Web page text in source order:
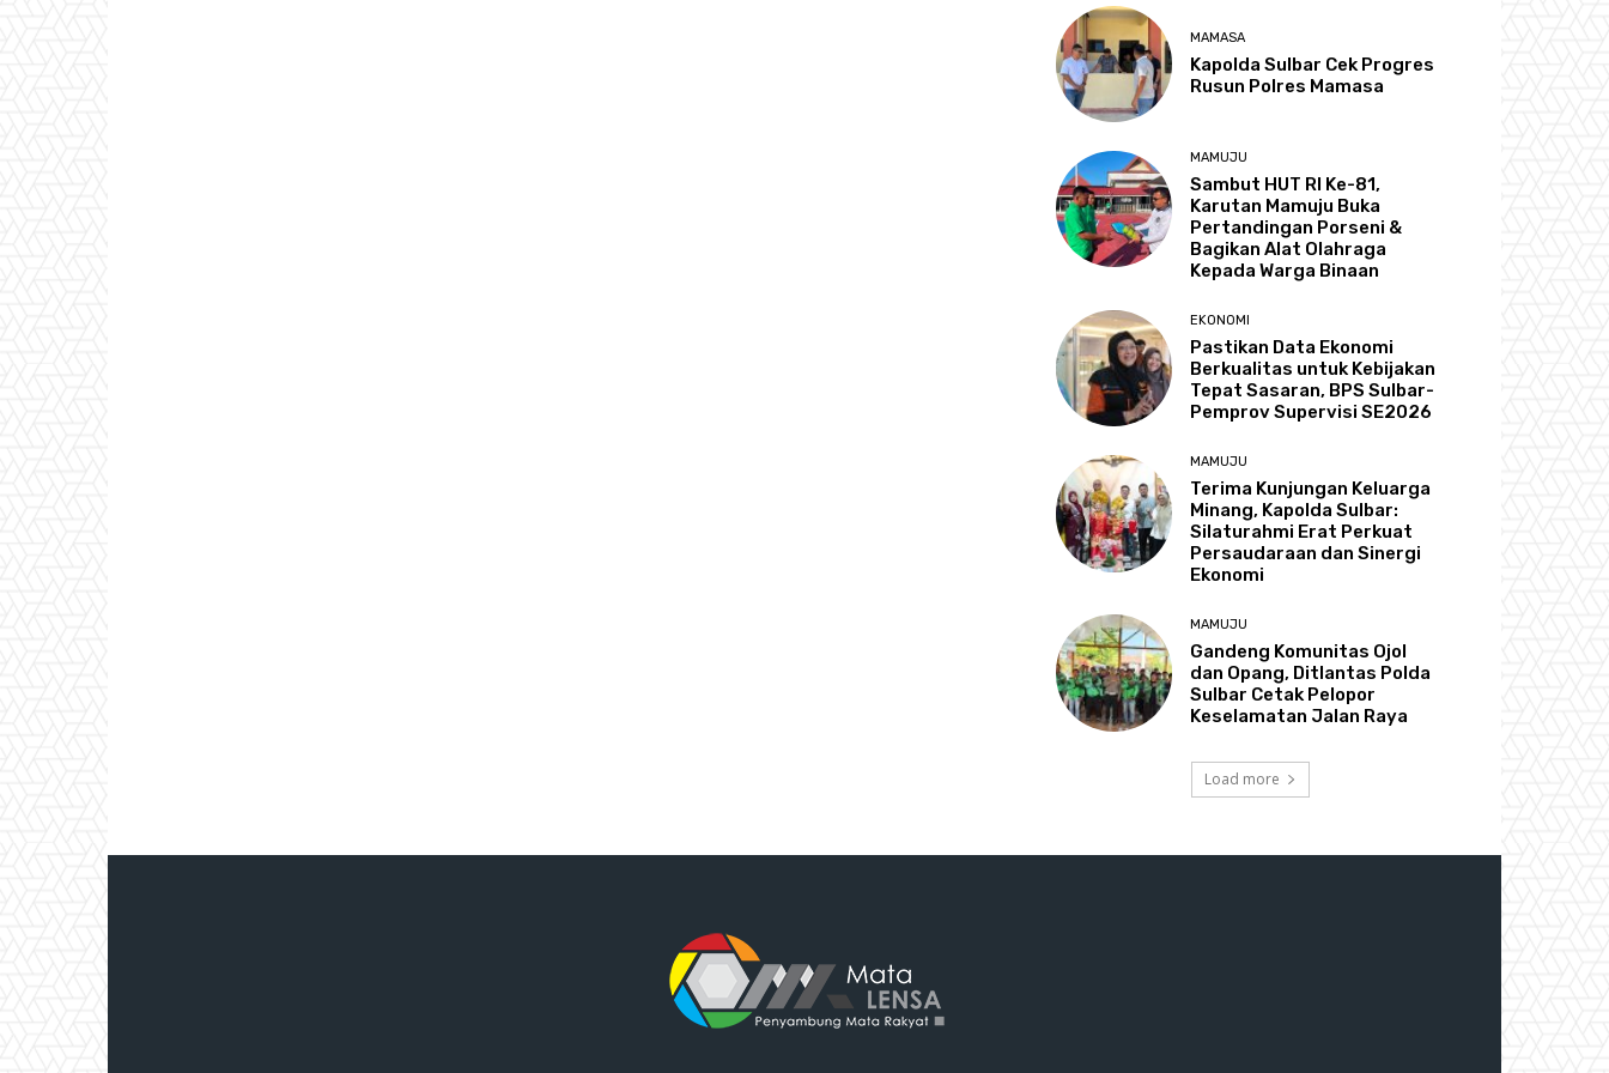
MAMASA
Kapolda Sulbar Cek Progres
Rusun Polres Mamasa
MAMUJU
Sambut HUT RI Ke-81,
Karutan Mamuju Buka
Pertandingan Porseni &
Bagikan Alat Olahraga
Kepada Warga Binaan
EKONOMI
Pastikan Data Ekonomi
Berkualitas untuk Kebijakan
Tepat Sasaran, BPS Sulbar-
Pemprov Supervisi SE2026
MAMUJU
Terima Kunjungan Keluarga
Minang, Kapolda Sulbar:
Silaturahmi Erat Perkuat
Persaudaraan dan Sinergi
Ekonomi
MAMUJU
Gandeng Komunitas Ojol
dan Opang, Ditlantas Polda
Sulbar Cetak Pelopor
Keselamatan Jalan Raya
Load more